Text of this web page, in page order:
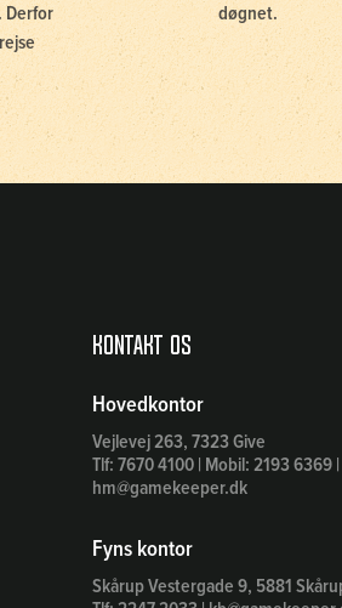
døgnet.
Kontakt os
Hovedkontor
Vejlevej 263, 7323 Give
Tlf: 7670 4100 | Mobil: 2193 6369 |
hm@gamekeeper.dk
Fyns kontor
Skårup Vestergade 9, 5881